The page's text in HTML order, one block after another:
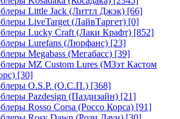
Little Jack (Литтл Джэк) [66]
LiveTarget (ЛайвТаргет) [0]
Lucky Craft (Лаки Крафт) [852]
Lurefans (Люрфанс) [23]
Megabass (Мегабасс) [39]
MZ Custom Lures (МЗэт Кастом
[30]
O.S.P. (О.С.П.) [368]
Pazdesign (Паздизайн) [21]
Rosso Corsa (Россо Корса) [91]